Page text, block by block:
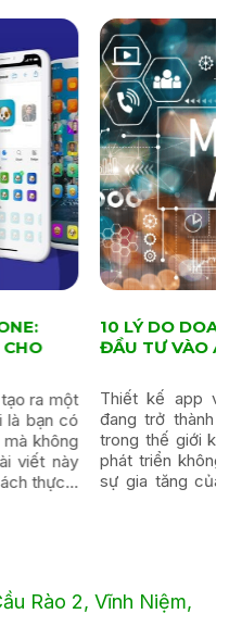
NÊN
mobile
trọng
Với sự
nghệ và
app
KINH NGHIỆM
KẾ APP
Trên thị trường
ứng dụng
yếu tố quyết
một doanh
một ứng dụng
Rào 2, Vĩnh Niệm,